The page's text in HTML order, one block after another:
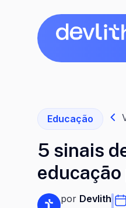
Educação
5 sinais
por Devlith